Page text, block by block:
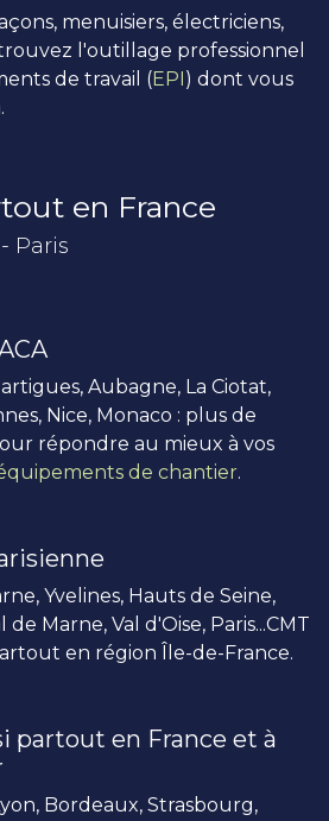
menuisiers, électriciens,
l'outillage professionnel
de travail (EPI) dont vous
en France
Paris
Aubagne, La Ciotat,
Nice, Monaco : plus de
répondre au mieux à vos
de chantier.
Yvelines, Hauts de Seine,
de Marne, Val d'Oise, Paris...CMT
en région Île-de-France.
partout en France et à
Bordeaux, Strasbourg,